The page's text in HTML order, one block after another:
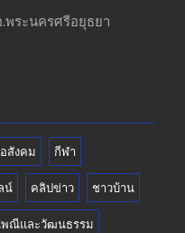
พระนครศรีอยุธยา​
สังคม กีฬา
น์ คลิปข่าว ชาวบ้าน
พณีและวัฒนธรรม